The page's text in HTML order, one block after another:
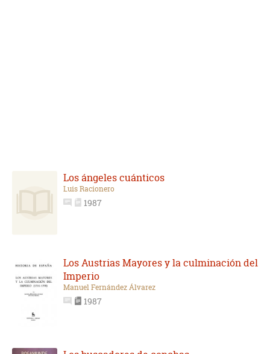
Los ángeles cuánticos
Luis Racionero
1987
Los Austrias Mayores y la culminación del
Imperio
Manuel Fernández Álvarez
1987